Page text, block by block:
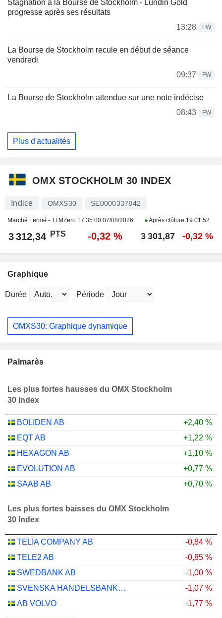
Stagnation à la Bourse de Stockholm - Lundin Gold
progresse après ses résultats
13:28
FW
La Bourse de Stockholm recule en début de séance
vendredi
09:37
FW
La Bourse de Stockholm attendue sur une note indécise
08:43
FW
Plus d'actualités
OMX STOCKHOLM 30 INDEX
Indice OMXS30 SE0000337842
Marché Fermé - TTMZero 17:35:00 07/08/2026 Après clôture 19:01:52
3 312,34 PTS -0,32 % 3 301,87 -0,32 %
Graphique
Durée Période
OMXS30: Graphique dynamique
Palmarès
Les plus fortes hausses du OMX Stockholm
30 Index
BOLIDEN AB
+2,40 %
EQT AB
+1,22 %
HEXAGON AB
+1,10 %
EVOLUTION AB
+0,77 %
SAAB AB
+0,70 %
Les plus fortes baisses du OMX Stockholm
30 Index
TELIA COMPANY AB
-0,84 %
TELE2 AB
-0,85 %
SWEDBANK AB
-1,00 %
SVENSKA HANDELSBANKEN AB
-1,07 %
AB VOLVO
-1,77 %